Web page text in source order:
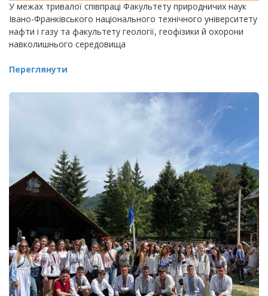
У межах тривалої співпраці Факультету природничих наук
Івано-Франківського національного технічного університету
нафти і газу та факультету геології, геофізики й охорони
навколишнього середовища
Переглянути